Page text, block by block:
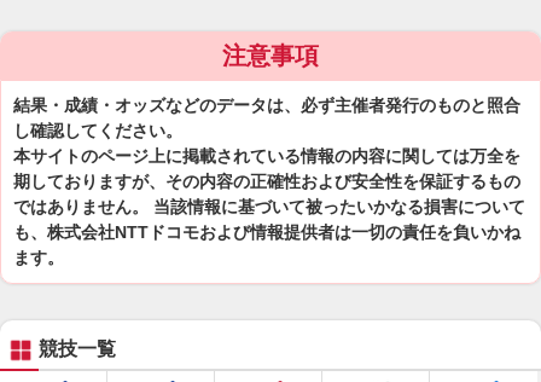
注意事項
結果・成績・オッズなどのデータは、必ず主催者発行のものと照合
し確認してください。
本サイトのページ上に掲載されている情報の内容に関しては万全を
期しておりますが、その内容の正確性および安全性を保証するもの
ではありません。 当該情報に基づいて被ったいかなる損害について
も、株式会社NTTドコモおよび情報提供者は一切の責任を負いかね
ます。
競技一覧